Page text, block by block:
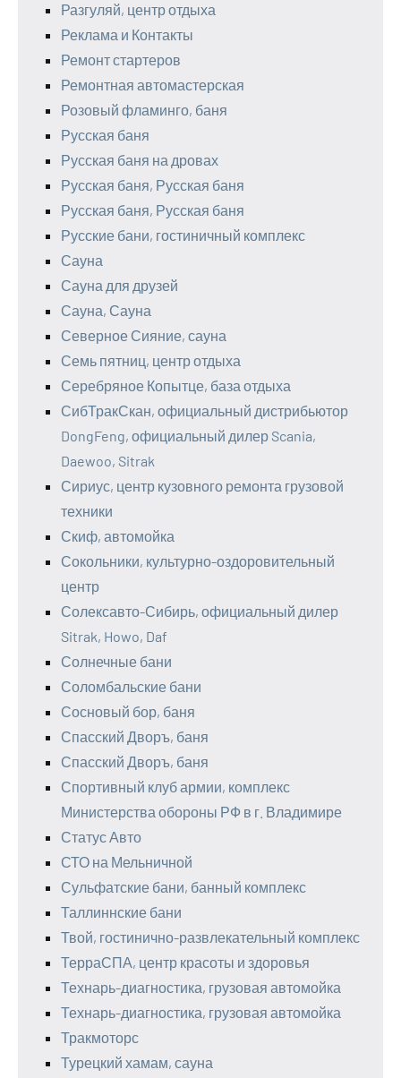
Разгуляй, центр отдыха
Реклама и Контакты
Ремонт стартеров
Ремонтная автомастерская
Розовый фламинго, баня
Русская баня
Русская баня на дровах
Русская баня, Русская баня
Русская баня, Русская баня
Русские бани, гостиничный комплекс
Сауна
Сауна для друзей
Сауна, Сауна
Северное Сияние, сауна
Семь пятниц, центр отдыха
Серебряное Копытце, база отдыха
СибТракСкан, официальный дистрибьютор
DongFeng, официальный дилер Scania,
Daewoo, Sitrak
Сириус, центр кузовного ремонта грузовой
техники
Скиф, автомойка
Сокольники, культурно-оздоровительный
центр
Солексавто-Сибирь, официальный дилер
Sitrak, Howo, Daf
Солнечные бани
Соломбальские бани
Сосновый бор, баня
Спасский Дворъ, баня
Спасский Дворъ, баня
Спортивный клуб армии, комплекс
Министерства обороны РФ в г. Владимире
Статус Авто
СТО на Мельничной
Сульфатские бани, банный комплекс
Таллиннские бани
Твой, гостинично-развлекательный комплекс
ТерраСПА, центр красоты и здоровья
Технарь-диагностика, грузовая автомойка
Технарь-диагностика, грузовая автомойка
Тракмоторс
Турецкий хамам, сауна